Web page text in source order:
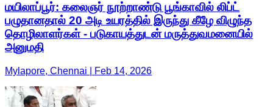
மயிலாப்பூர்: கலைஞர் நூற்றாண்டு பூங்காவில் லிப்ட்
பழுதானதால் 20 அடி உயரத்தில் இருந்து கீழே விழுந்த
தொழிலாளர்கள் - படுகாயத்துடன் மருத்துவமனையில்
அனுமதி
Mylapore, Chennai | Feb 14, 2026